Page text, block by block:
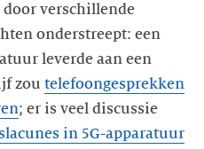
door verschillende
onderstreept: een
leverde aan een
zou telefoongesprekken
; er is veel discussie
in 5G-apparatuur